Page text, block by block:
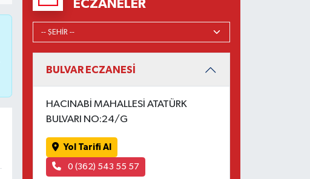
ECZANELER
BULVAR ECZANESİ
HACINABİ MAHALLESİ ATATÜRK
BULVARI NO:24/G
Yol Tarifi Al
0 (362) 543 55 57